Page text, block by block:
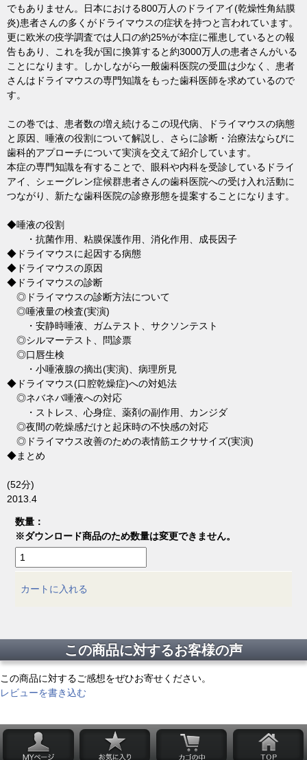
でもありません。日本における800万人のドライアイ(乾燥性角結膜
炎)患者さんの多くがドライマウスの症状を持つと言われています。
更に欧米の疫学調査では人口の約25%が本症に罹患しているとの報
告もあり、これを我が国に換算すると約3000万人の患者さんがいる
ことになります。しかしながら一般歯科医院の受皿は少なく、患者
さんはドライマウスの専門知識をもった歯科医師を求めているので
す。
この巻では、患者数の増え続けるこの現代病、ドライマウスの病態
と原因、唾液の役割について解説し、さらに診断・治療法ならびに
歯科的アプローチについて実演を交えて紹介しています。
本症の専門知識を有することで、眼科や内科を受診しているドライ
アイ、シェーグレン症候群患者さんの歯科医院への受け入れ活動に
つながり、新たな歯科医院の診療形態を提案することになります。
◆唾液の役割
・抗菌作用、粘膜保護作用、消化作用、成長因子
◆ドライマウスに起因する病態
◆ドライマウスの原因
◆ドライマウスの診断
◎ドライマウスの診断方法について
◎唾液量の検査(実演)
・安静時唾液、ガムテスト、サクソンテスト
◎シルマーテスト、問診票
◎口唇生検
・小唾液腺の摘出(実演)、病理所見
◆ドライマウス(口腔乾燥症)への対処法
◎ネバネバ唾液への対応
・ストレス、心身症、薬剤の副作用、カンジダ
◎夜間の乾燥感だけと起床時の不快感の対応
◎ドライマウス改善のための表情筋エクササイズ(実演)
◆まとめ
(52分)
2013.4
数量：
※ダウンロード商品のため数量は変更できません。
カートに入れる
この商品に対するお客様の声
この商品に対するご感想をぜひお寄せください。
レビューを書き込む